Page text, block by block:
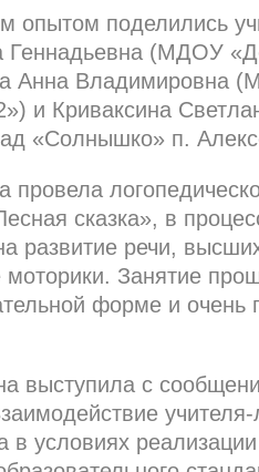
опытом поделились
Геннадьевна (МДОУ
Анна Владимировна
и Криваксина
«Солнышко» п.
провела
сказка», в
развитие речи,
моторики. Занятие
форме и очень
выступила с
учителя-
в условиях